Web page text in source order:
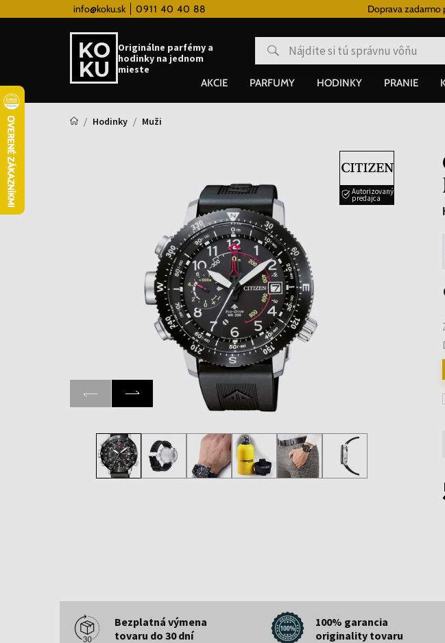
info@koku.sk 0911 40 40 88Vernostný systém Doprava
Originálne parfémy a
hodinky na jednom
mieste
AKCIE PARFUMY HODINKY PRANIE
Hodinky Muži
Autorizovaný
predajca
Bezplatná výmena
tovaru do 30 dní
100% garancia
originality tovaru